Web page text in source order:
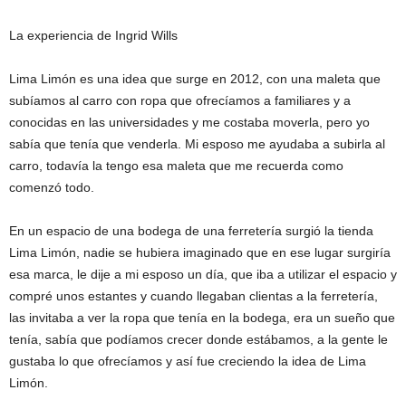
La experiencia de Ingrid Wills
Lima Limón es una idea que surge en 2012, con una maleta que
subíamos al carro con ropa que ofrecíamos a familiares y a
conocidas en las universidades y me costaba moverla, pero yo
sabía que tenía que venderla. Mi esposo me ayudaba a subirla al
carro, todavía la tengo esa maleta que me recuerda como
comenzó todo.
En un espacio de una bodega de una ferretería surgió la tienda
Lima Limón, nadie se hubiera imaginado que en ese lugar surgiría
esa marca, le dije a mi esposo un día, que iba a utilizar el espacio y
compré unos estantes y cuando llegaban clientas a la ferretería,
las invitaba a ver la ropa que tenía en la bodega, era un sueño que
tenía, sabía que podíamos crecer donde estábamos, a la gente le
gustaba lo que ofrecíamos y así fue creciendo la idea de Lima
Limón.